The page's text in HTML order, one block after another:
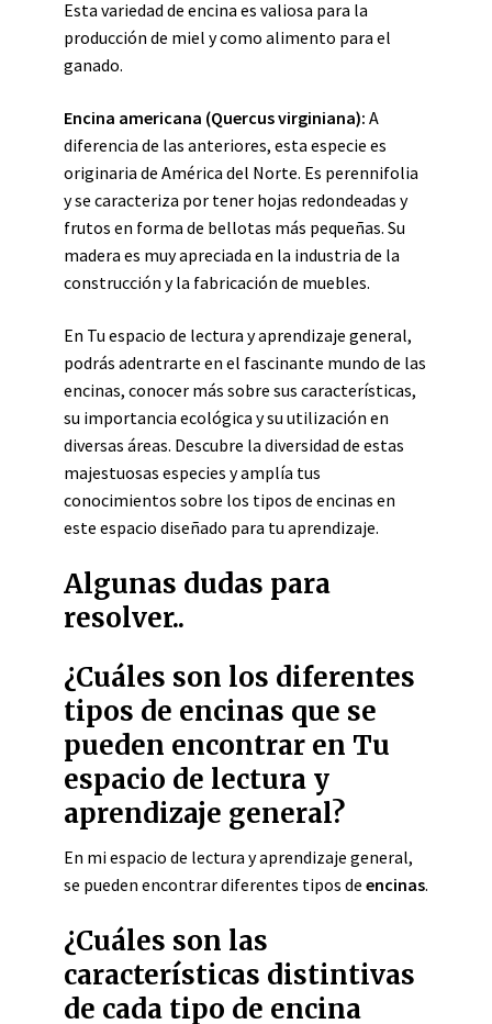
Esta variedad de encina es valiosa para la
producción de miel y como alimento para el
ganado.
Encina americana (Quercus virginiana): A
diferencia de las anteriores, esta especie es
originaria de América del Norte. Es perennifolia
y se caracteriza por tener hojas redondeadas y
frutos en forma de bellotas más pequeñas. Su
madera es muy apreciada en la industria de la
construcción y la fabricación de muebles.
En Tu espacio de lectura y aprendizaje general,
podrás adentrarte en el fascinante mundo de las
encinas, conocer más sobre sus características,
su importancia ecológica y su utilización en
diversas áreas. Descubre la diversidad de estas
majestuosas especies y amplía tus
conocimientos sobre los tipos de encinas en
este espacio diseñado para tu aprendizaje.
Algunas dudas para
resolver..
¿Cuáles son los diferentes
tipos de encinas que se
pueden encontrar en Tu
espacio de lectura y
aprendizaje general?
En mi espacio de lectura y aprendizaje general,
se pueden encontrar diferentes tipos de encinas.
¿Cuáles son las
características distintivas
de cada tipo de encina